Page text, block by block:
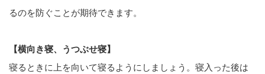
るのを防ぐことが期待できます。
【横向き寝、うつぶせ寝】
寝るときに上を向いて寝るようにしましょう。寝入った後は